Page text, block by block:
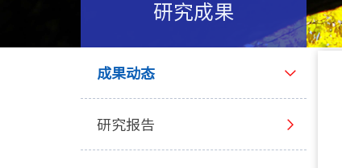
研究成果
成果动态
研究报告